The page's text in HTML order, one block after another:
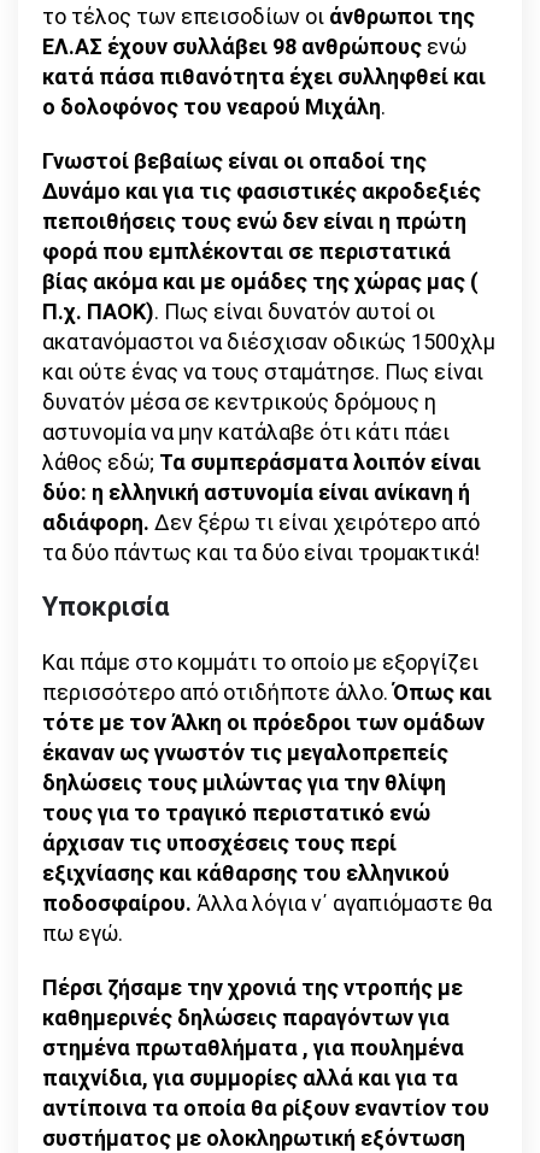
το τέλος των επεισοδίων οι άνθρωποι της
ΕΛ.ΑΣ έχουν συλλάβει 98 ανθρώπους ενώ
κατά πάσα πιθανότητα έχει συλληφθεί και
ο δολοφόνος του νεαρού Μιχάλη.
Γνωστοί βεβαίως είναι οι οπαδοί της
Δυνάμο και για τις φασιστικές ακροδεξιές
πεποιθήσεις τους ενώ δεν είναι η πρώτη
φορά που εμπλέκονται σε περιστατικά
βίας ακόμα και με ομάδες της χώρας μας (
Π.χ. ΠΑΟΚ). Πως είναι δυνατόν αυτοί οι
ακατανόμαστοι να διέσχισαν οδικώς 1500χλμ
και ούτε ένας να τους σταμάτησε. Πως είναι
δυνατόν μέσα σε κεντρικούς δρόμους η
αστυνομία να μην κατάλαβε ότι κάτι πάει
λάθος εδώ; Τα συμπεράσματα λοιπόν είναι
δύο: η ελληνική αστυνομία είναι ανίκανη ή
αδιάφορη. Δεν ξέρω τι είναι χειρότερο από
τα δύο πάντως και τα δύο είναι τρομακτικά!
Υποκρισία
Και πάμε στο κομμάτι το οποίο με εξοργίζει
περισσότερο από οτιδήποτε άλλο.Όπως και
τότε με τον Άλκη οι πρόεδροι των ομάδων
έκαναν ως γνωστόν τις μεγαλοπρεπείς
δηλώσεις τους μιλώντας για την θλίψη
τους για το τραγικό περιστατικό ενώ
άρχισαν τις υποσχέσεις τους περί
εξιχνίασης και κάθαρσης του ελληνικού
ποδοσφαίρου. Άλλα λόγια ν΄ αγαπιόμαστε θα
πω εγώ.
Πέρσι ζήσαμε την χρονιά της ντροπής με
καθημερινές δηλώσεις παραγόντων για
στημένα πρωταθλήματα , για πουλημένα
παιχνίδια, για συμμορίες αλλά και για τα
αντίποινα τα οποία θα ρίξουν εναντίον του
συστήματος με ολοκληρωτική εξόντωση